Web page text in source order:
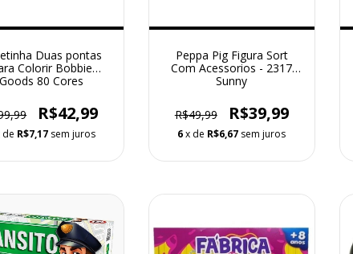
Duas pontas
Colorir Bobbie
Goods 80 Cores
R$42,99
de R$7,17 sem juros
Peppa Pig Figura Sort
Com Acessorios - 2317
Sunny
R$49,99 R$39,99
6x de R$6,67 sem juros